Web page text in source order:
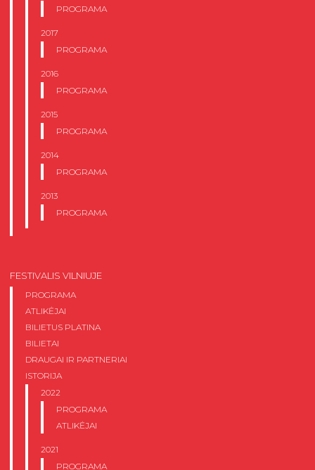
PROGRAMA
2017
PROGRAMA
2016
PROGRAMA
2015
PROGRAMA
2014
PROGRAMA
2013
PROGRAMA
FESTIVALIS VILNIUJE
PROGRAMA
ATLIKĖJAI
BILIETUS PLATINA
BILIETAI
DRAUGAI IR PARTNERIAI
ISTORIJA
2022
PROGRAMA
ATLIKĖJAI
2021
PROGRAMA